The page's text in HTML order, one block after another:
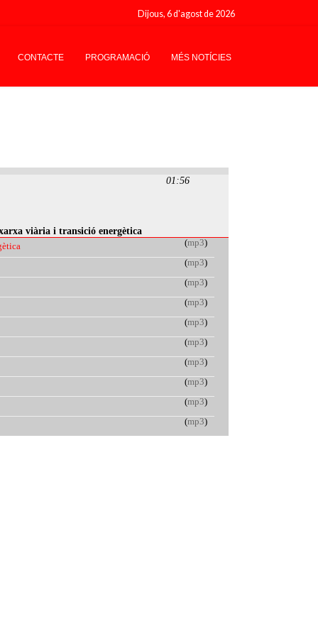
Dijous, 6 d'agost de 2026
CONTACTE PROGRAMACIÓ MÉS NOTÍCIES